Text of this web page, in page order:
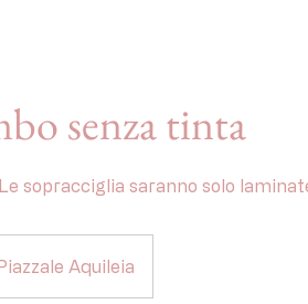
senza tinta
sopracciglia saranno solo
Aquileia